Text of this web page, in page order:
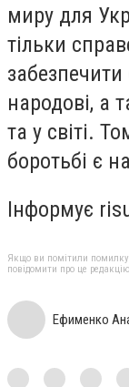
миру для
тільки
забезпечити
народові, а
та у світі.
боротьбі є
Інформує
Якщо ви помітили помилку,
повідомити про це редакцію
Ефименко